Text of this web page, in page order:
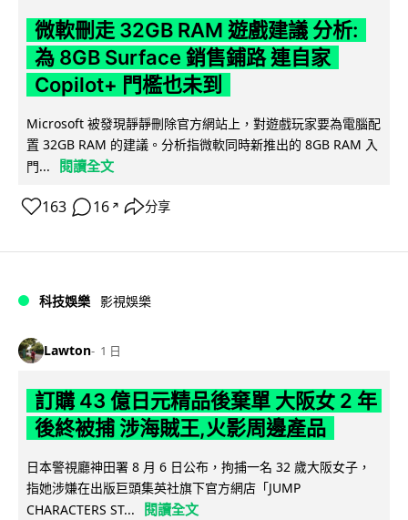
微軟刪走 32GB RAM 遊戲建議 分析:
為 8GB Surface 銷售鋪路 連自家
Copilot+ 門檻也未到
Microsoft 被發現靜靜刪除官方網站上，對遊戲玩家要為電腦配
置 32GB RAM 的建議。分析指微軟同時新推出的 8GB RAM 入
門...
閱讀全文
163 16 ↗ 分享
科技娛樂 影視娛樂
Lawton 1 日
訂購 43 億日元精品後棄單 大阪女 2 年
後終被捕 涉海賊王,火影周邊產品
日本警視廳神田署 8 月 6 日公布，拘捕一名 32 歲大阪女子，
指她涉嫌在出版巨頭集英社旗下官方網店「JUMP
CHARACTERS ST...
閱讀全文